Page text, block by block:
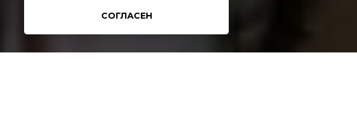
СОГЛАСЕН